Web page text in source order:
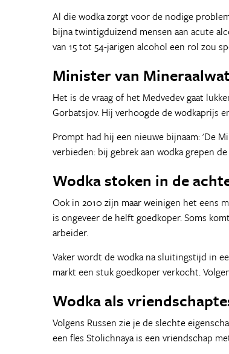
Al die wodka zorgt voor de nodige
bijna twintigduizend mensen aan acute
van 15 tot 54-jarigen alcohol een rol zou
Minister van
Het is de vraag of het Medvedev gaat
Gorbatsjov. Hij verhoogde de wodkaprijs
Prompt had hij een nieuwe bijnaam: 'De
verbieden: bij gebrek aan wodka grepen
Wodka stoken in de
Ook in 2010 zijn maar weinigen het eens
is ongeveer de helft goedkoper. Soms
arbeider.
Vaker wordt de wodka na sluitingstijd in
markt een stuk goedkoper verkocht.
Wodka als
Volgens Russen zie je de slechte
een fles Stolichnaya is een vriendschap